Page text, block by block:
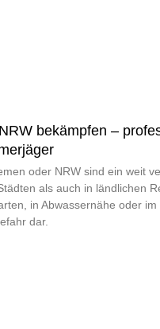
bekämpfen –
oder NRW sind ein weit
als auch in ländlichen
in Abwassernähe oder
dar.